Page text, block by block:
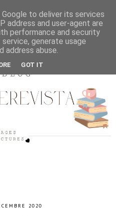
2020
to deliver its services
address and user-agent are
performance and security
generate usage
abuse.
GOT IT